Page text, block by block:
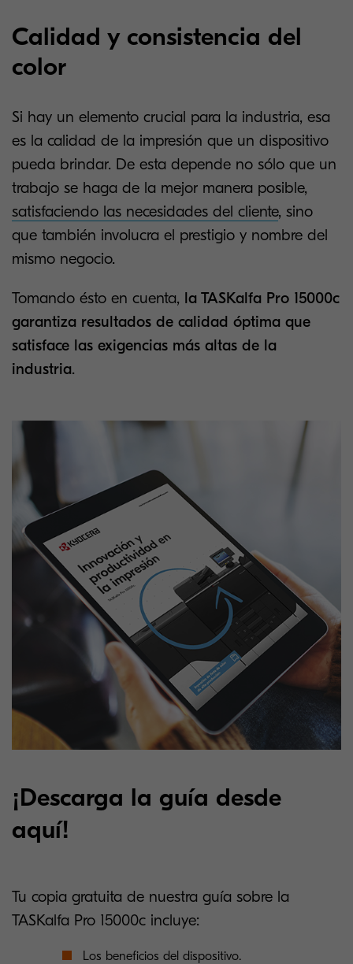
Calidad y consistencia del
color
Si hay un elemento crucial para la industria, esa
es la calidad de la impresión que un dispositivo
pueda brindar. De esta depende no sólo que un
trabajo se haga de la mejor manera posible,
satisfaciendo las necesidades del cliente, sino
que también involucra el prestigio y nombre del
mismo negocio.
Tomando ésto en cuenta, la TASKalfa Pro 15000c
garantiza resultados de calidad óptima que
satisface las exigencias más altas de la
industria.
¡Descarga la guía desde
aquí!
Tu copia gratuita de nuestra guía sobre la
TASKalfa Pro 15000c incluye:
Los beneficios del dispositivo.